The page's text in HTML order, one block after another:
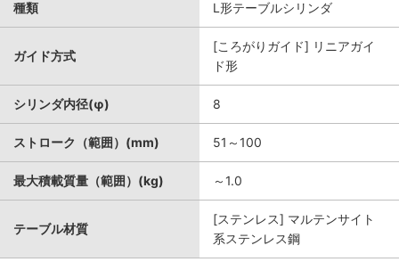
種類 L形テーブルシリンダ
ガイド方式
[ころがりガイド] リニアガイ
ド形
シリンダ内径(φ) 8
ストローク（範囲）(mm) 51～100
最大積載質量（範囲）(kg) ～1.0
テーブル材質
[ステンレス] マルテンサイト
系ステンレス鋼